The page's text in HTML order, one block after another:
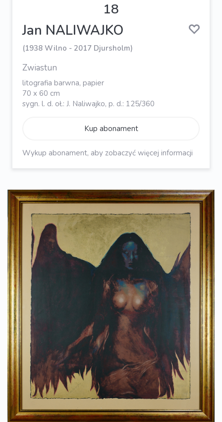
18
Jan NALIWAJKO
(1938 Wilno - 2017 Djursholm)
Zwiastun
litografia barwna, papier
70 x 60 cm
sygn. l. d. oł.: J. Naliwajko, p. d.: 125/360
Kup abonament
Wykup abonament, aby zobaczyć więcej informacji